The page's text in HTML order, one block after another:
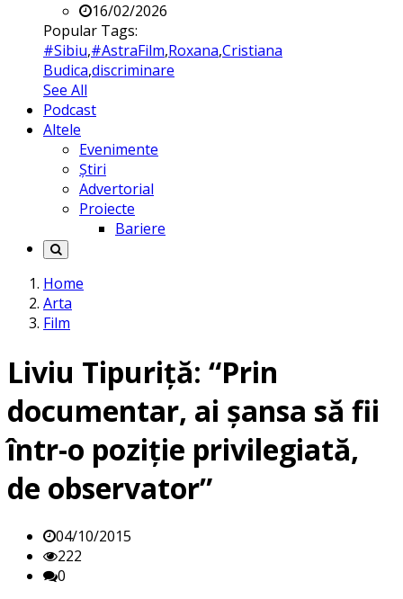
16/02/2026
Popular Tags:
#Sibiu,#AstraFilm,Roxana,Cristiana
Budica,discriminare
See All
Podcast
Altele
Evenimente
Știri
Advertorial
Proiecte
Bariere
Home
Arta
Film
Liviu Tipuriță: “Prin
documentar, ai şansa să fii
într-o poziţie privilegiată,
de observator”
04/10/2015
222
0